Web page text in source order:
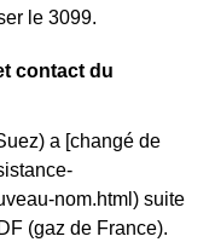
le 3099.
contact du
a [changé de
nom.html) suite
(gaz de France).